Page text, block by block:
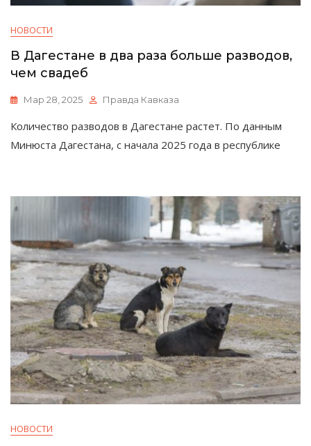
НОВОСТИ
В Дагестане в два раза больше разводов,
чем свадеб
Мар 28, 2025 Правда Кавказа
Количество разводов в Дагестане растет. По данным
Минюста Дагестана, с начала 2025 года в республике
НОВОСТИ